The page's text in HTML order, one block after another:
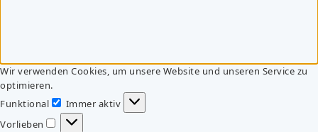
Wir verwenden Cookies, um unsere Website und unseren Service zu
optimieren.
Funktional
Funktional
Immer aktiv
Vorlieben